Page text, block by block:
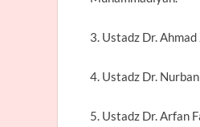
3. Ustadz Dr.
4. Ustadz Dr.
5. Ustadz Dr. Arfan